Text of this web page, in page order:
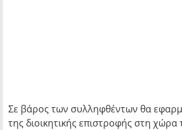
Σε βάρος των συλληφθέντων θα
της διοικητικής επιστροφής στη χώρα